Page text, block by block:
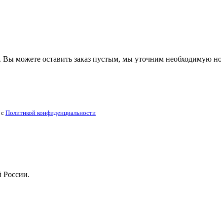
можете оставить заказ пустым, мы уточним необходимую
Политикой конфиденциальности
России.